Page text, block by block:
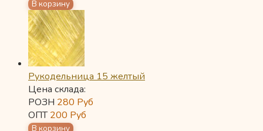
Рукодельница 15 желтый
Цена склада:
РОЗН 280 Руб
ОПТ200 Руб